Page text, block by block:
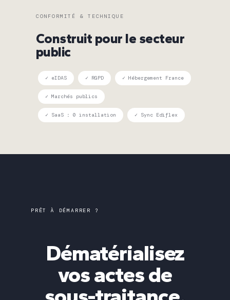
CONFORMITÉ & TECHNIQUE
Construit pour le secteur
public
✓ eIDAS ✓ RGPD ✓ Hébergement France
✓ Marchés publics
✓ SaaS : 0 installation ✓ Sync Ediflex
PRÊT À DÉMARRER ?
Dématérialisez
vos actes de